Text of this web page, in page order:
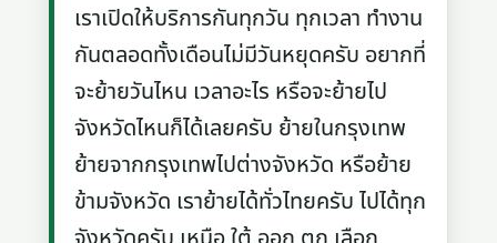
เราเปิดให้บริการกันทุกวัน ทุกเวลา ทำงาน
กันตลอดทั้งเดือนไม่มีวันหยุดครับ อยากที่
จะย้ายวันไหน เวลาอะไร หรือจะย้ายไป
จังหวัดไหนก็ได้เลยครับ ย้ายในกรุงเทพ
ย้ายจากกรุงเทพไปต่างจังหวัด หรือย้าย
ข้ามจังหวัด เราย้ายได้ทั่วไทยครับ ไปได้ทุก